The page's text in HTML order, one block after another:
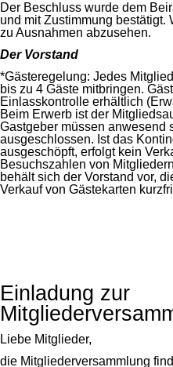
Der Beschluss wurde dem
und mit Zustimmung bestätigt.
zu Ausnahmen abzusehen.
Der Vorstand
*Gästeregelung: Jedes
bis zu 4 Gäste mitbringen.
Einlasskontrolle erhältlich
Beim Erwerb ist der
Gastgeber müssen anwesend
ausgeschlossen. Ist das
ausgeschöpft, erfolgt kein
Besuchszahlen von
behält sich der Vorstand vor,
Verkauf von Gästekarten
Einladung zur
Liebe Mitglieder,
die Mitgliederversammlung